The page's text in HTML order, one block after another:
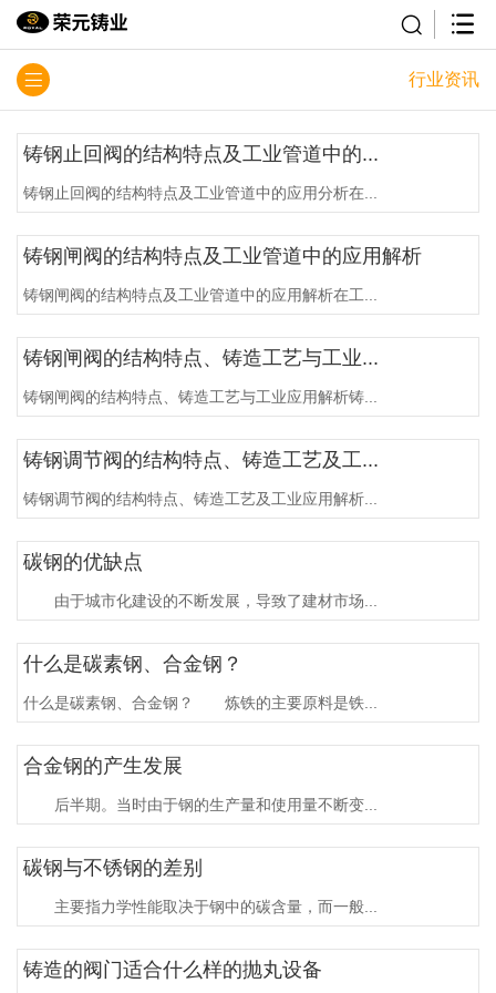
行业资讯
铸钢止回阀的结构特点及工业管道中的...
铸钢止回阀的结构特点及工业管道中的应用分析在...
铸钢闸阀的结构特点及工业管道中的应用解析
铸钢闸阀的结构特点及工业管道中的应用解析在工...
铸钢闸阀的结构特点、铸造工艺与工业...
铸钢闸阀的结构特点、铸造工艺与工业应用解析铸...
铸钢调节阀的结构特点、铸造工艺及工...
铸钢调节阀的结构特点、铸造工艺及工业应用解析...
碳钢的优缺点
由于城市化建设的不断发展，导致了建材市场...
什么是碳素钢、合金钢？
什么是碳素钢、合金钢？ 炼铁的主要原料是铁...
合金钢的产生发展
后半期。当时由于钢的生产量和使用量不断变...
碳钢与不锈钢的差别
主要指力学性能取决于钢中的碳含量，而一般...
铸造的阀门适合什么样的抛丸设备